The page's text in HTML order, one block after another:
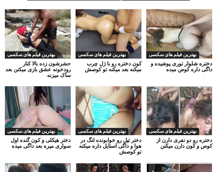
بهترین فیلم های سکسی
حشرشون زده بالا کنار
رودخونه عشق بازی میکنن بعد
ساک میزنه
بهترین فیلم های سکسی
کون دختره رو با ژل چرب
میکنه بعد میکنه تو کوصش
بهترین فیلم های سکسی
دختره شلوار توری پوشیده و
داگی داره کوص میده
بهترین فیلم های سکسی
دختر هیکلی و کون گنده اول
سواری میره بعد داگی میده
بهترین فیلم های سکسی
دختر تپل رو خوابونده لنگ در
هوا و داگی استایل داره میکنه
تو کوصش
بهترین فیلم های سکسی
دختره رو دو نفری دارن از
کوص و کون دارن میکنن